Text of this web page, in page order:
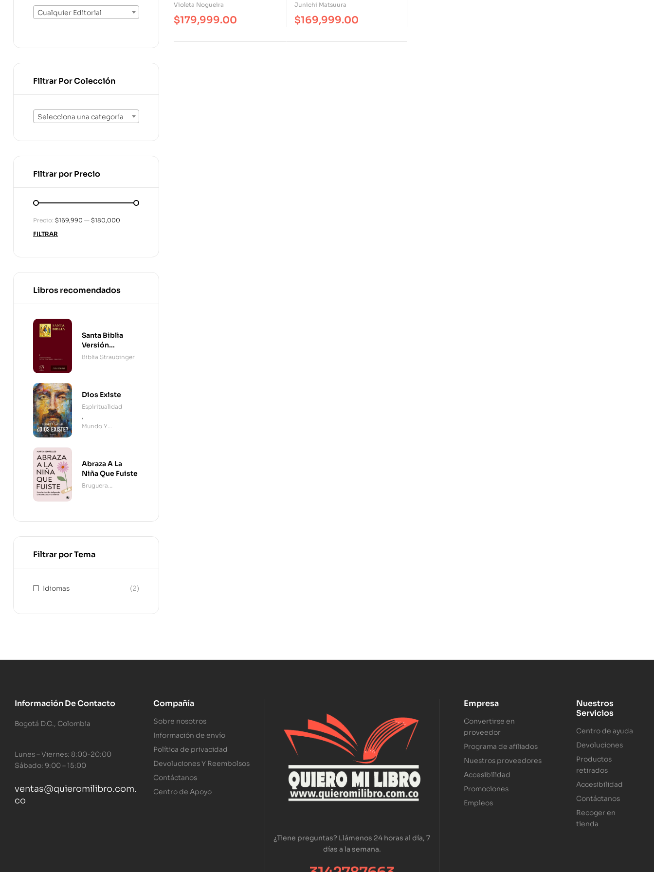
Violeta Nogueira
$179,999.00
Junichi Matsuura
$169,999.00
Cualquier Editorial
Filtrar Por Colección
Selecciona una categoría
Filtrar por Precio
FILTRAR
Precio: $169,990 — $180,000
Libros recomendados
Santa Biblia
Versión
Straubinger - 2
Biblia Straubinger
Dios Existe
Espiritualidad
,
Mundo Y
Abraza A La
Niña Que Fuiste
Bruguera
Filtrar por Tema
Idiomas (2)
Información De Contacto
Bogotá D.C., Colombia
Lunes – Viernes: 8:00-20:00
Sábado: 9:00 – 15:00
ventas@quieromilibro.com.
co
Compañía
Sobre nosotros
Información de envío
Política de privacidad
Devoluciones Y Reembolsos
Contáctanos
Centro de Apoyo
¿Tiene preguntas? Llámenos 24 horas al día, 7
días a la semana.
Empresa
Convertirse en
proveedor
Programa de afiliados
Nuestros proveedores
Accesibilidad
Promociones
Empleos
Nuestros
Servicios
Centro de ayuda
Devoluciones
Productos
retirados
Accesibilidad
Contáctanos
Recoger en
tienda